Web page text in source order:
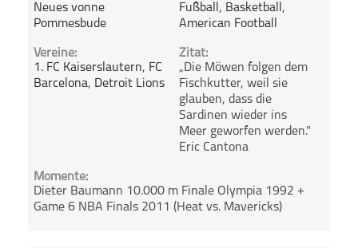
Neues vonne
Pommesbude
Fußball , Basketball ,
American Football
Vereine:
1. FC Kaiserslautern, FC
Barcelona, Detroit Lions
Zitat:
„Die Möwen folgen dem
Fischkutter, weil sie
glauben, dass die
Sardinen wieder ins
Meer geworfen werden."
Eric Cantona
Momente:
Dieter Baumann 10.000 m Finale Olympia 1992 +
Game 6 NBA Finals 2011 (Heat vs. Mavericks)